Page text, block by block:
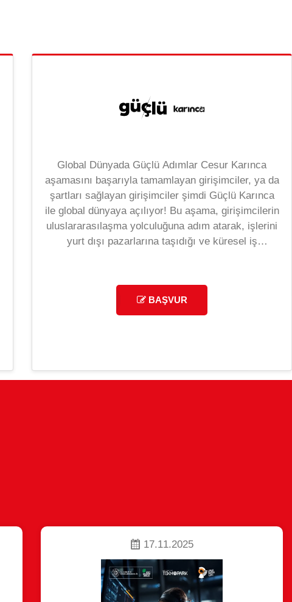
Global Dünyada Güçlü Adımlar Cesur Karınca
aşamasını başarıyla tamamlayan girişimciler, ya da
şartları sağlayan girişimciler şimdi Güçlü Karınca
ile global dünyaya açılıyor! Bu aşama, girişimcilerin
uluslararasılaşma yolculuğuna adım atarak, işlerini
yurt dışı pazarlarına taşıdığı ve küresel iş
pazarlama stratejileri, kültürel uyum, global ağ
kurma ve ihracat gibi konularda yol gösterir.
Girişimciler bu süreçte güçlü iş birlikleri kurarak,
aşamada buluşturulan Karıncalar daha Güçlü şimdi.
BAŞVUR
17.11.2025